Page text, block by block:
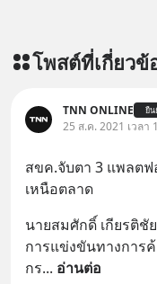
โพสต์ที่เกี่ยวข้
TNN ONLINE ยื
25 ส.ค. 2021 เวลา
สขค.จับตา 3 แพลต
เหนือตลาด
นายสมศักดิ์ เกียรติ
การแข่งขันทางการ
กร... อ่านต่อ